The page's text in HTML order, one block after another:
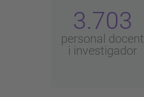
3.703
personal docent
i investigador